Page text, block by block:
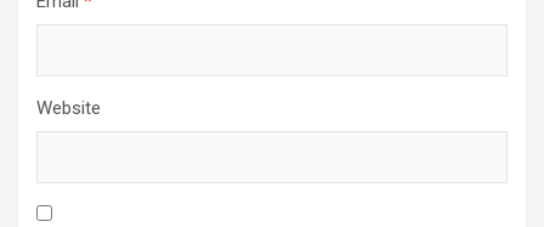
Website